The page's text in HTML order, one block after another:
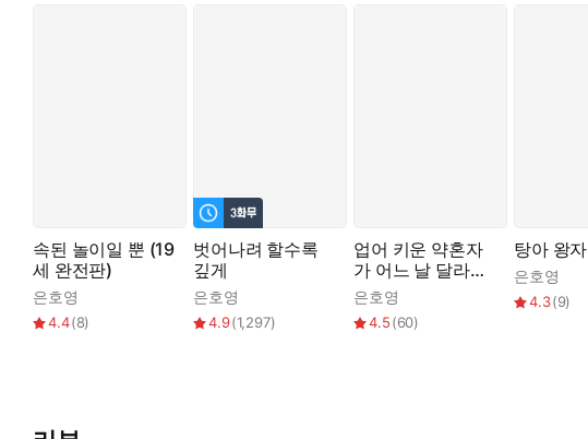
속된 놀이일 뿐 (19
세 완전판)
은호영
4.4(8)
벗어나려 할수록
깊게
은호영
4.9(1,297)
업어 키운 약혼자
가 어느 날 달라졌
다
은호영
4.5(60)
탕아 왕자
은호영
4.3(9)